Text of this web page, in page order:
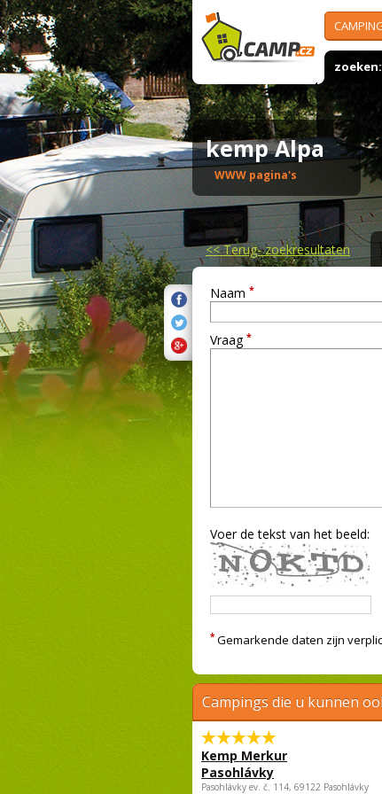
zoeken:
kemp Alpa
WWW pagina's
<<Terug- zoekresultaten
Naam *
Vraag *
Voer de tekst van het beeld:
* Gemarkende daten zijn
Campings die u kunnen
Kemp Merkur
Pasohlávky
Pasohlávky ev. č. 114, 69122 Pasohlávky